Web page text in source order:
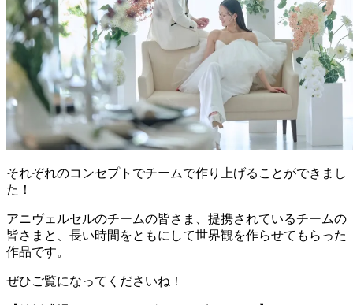
それぞれのコンセプトでチームで作り上げることができまし
た！
アニヴェルセルのチームの皆さま、提携されているチームの
皆さまと、長い時間をともにして世界観を作らせてもらった
作品です。
ぜひご覧になってくださいね！